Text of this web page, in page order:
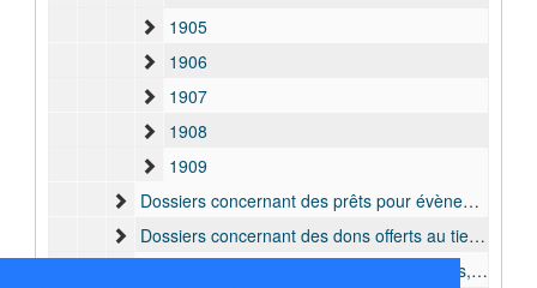
1905
1906
1907
1908
1909
Dossiers concernant des prêts pour évènements ou expositions, 1898 - 1909
Dossiers concernant des dons offerts au tiers, 1899-1909
Dossiers concernant l'achat des collections, 1899-1909